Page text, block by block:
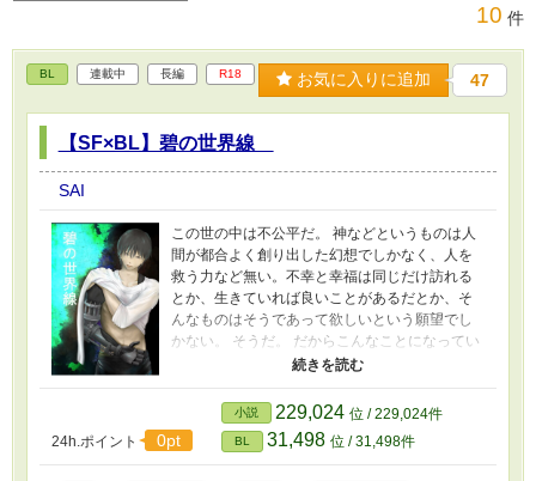
10 件
BL 連載中 長編 R18 お気に入りに追加 47
【SF×BL】碧の世界線
SAI
この世の中は不公平だ。 神などというものは人
間が都合よく創り出した幻想でしかなく、人を
救う力など無い。不幸と幸福は同じだけ訪れる
とか、生きていれば良いことがあるだとか、そ
んなものはそうであって欲しいという願望でし
かない。 そうだ。 だからこんなことになってい
るのだ。 たった一人の家族である妹を亡くし
きる気力もない、ひとりぼっちのアパートで畳
に顔を擦りつけてこのまま死んでもいいとさえ
思っていた。あの声が樹を呼ぶまでは……。 樹
が召喚された碧色の空を持つ世界。その世界線
24h.ポイント 0pt
小説 229,024 位 / 229,024件
BL 31,498 位 / 31,498件